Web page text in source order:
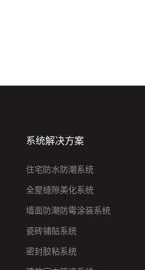
系统解决方案
住宅防水防潮系统
全屋缝隙美化系统
墙面防潮防霉涂装系统
瓷砖铺贴系统
密封胶粘系统